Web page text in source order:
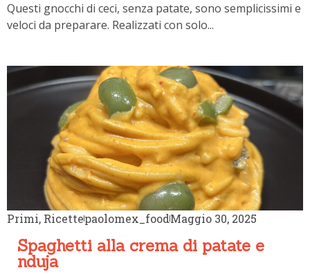
Questi gnocchi di ceci, senza patate, sono semplicissimi e
veloci da preparare. Realizzati con solo...
Primi, Ricettepaolomex_foodMaggio 30, 2025
Spaghetti alla crema di patate e
nduja